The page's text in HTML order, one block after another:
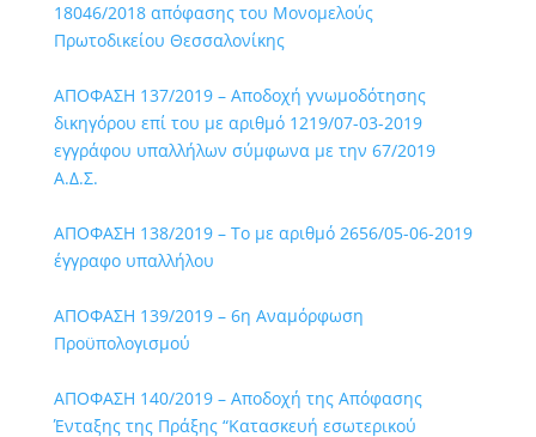
18046/2018 απόφασης του Μονομελούς
Πρωτοδικείου Θεσσαλονίκης
ΑΠΟΦΑΣΗ 137/2019 – Αποδοχή γνωμοδότησης
δικηγόρου επί του με αριθμό 1219/07-03-2019
εγγράφου υπαλλήλων σύμφωνα με την 67/2019
Α.Δ.Σ.
ΑΠΟΦΑΣΗ 138/2019 – Το με αριθμό 2656/05-06-2019
έγγραφο υπαλλήλου
ΑΠΟΦΑΣΗ 139/2019 – 6η Αναμόρφωση
Προϋπολογισμού
ΑΠΟΦΑΣΗ 140/2019 – Αποδοχή της Απόφασης
Ένταξης της Πράξης “Κατασκευή εσωτερικού